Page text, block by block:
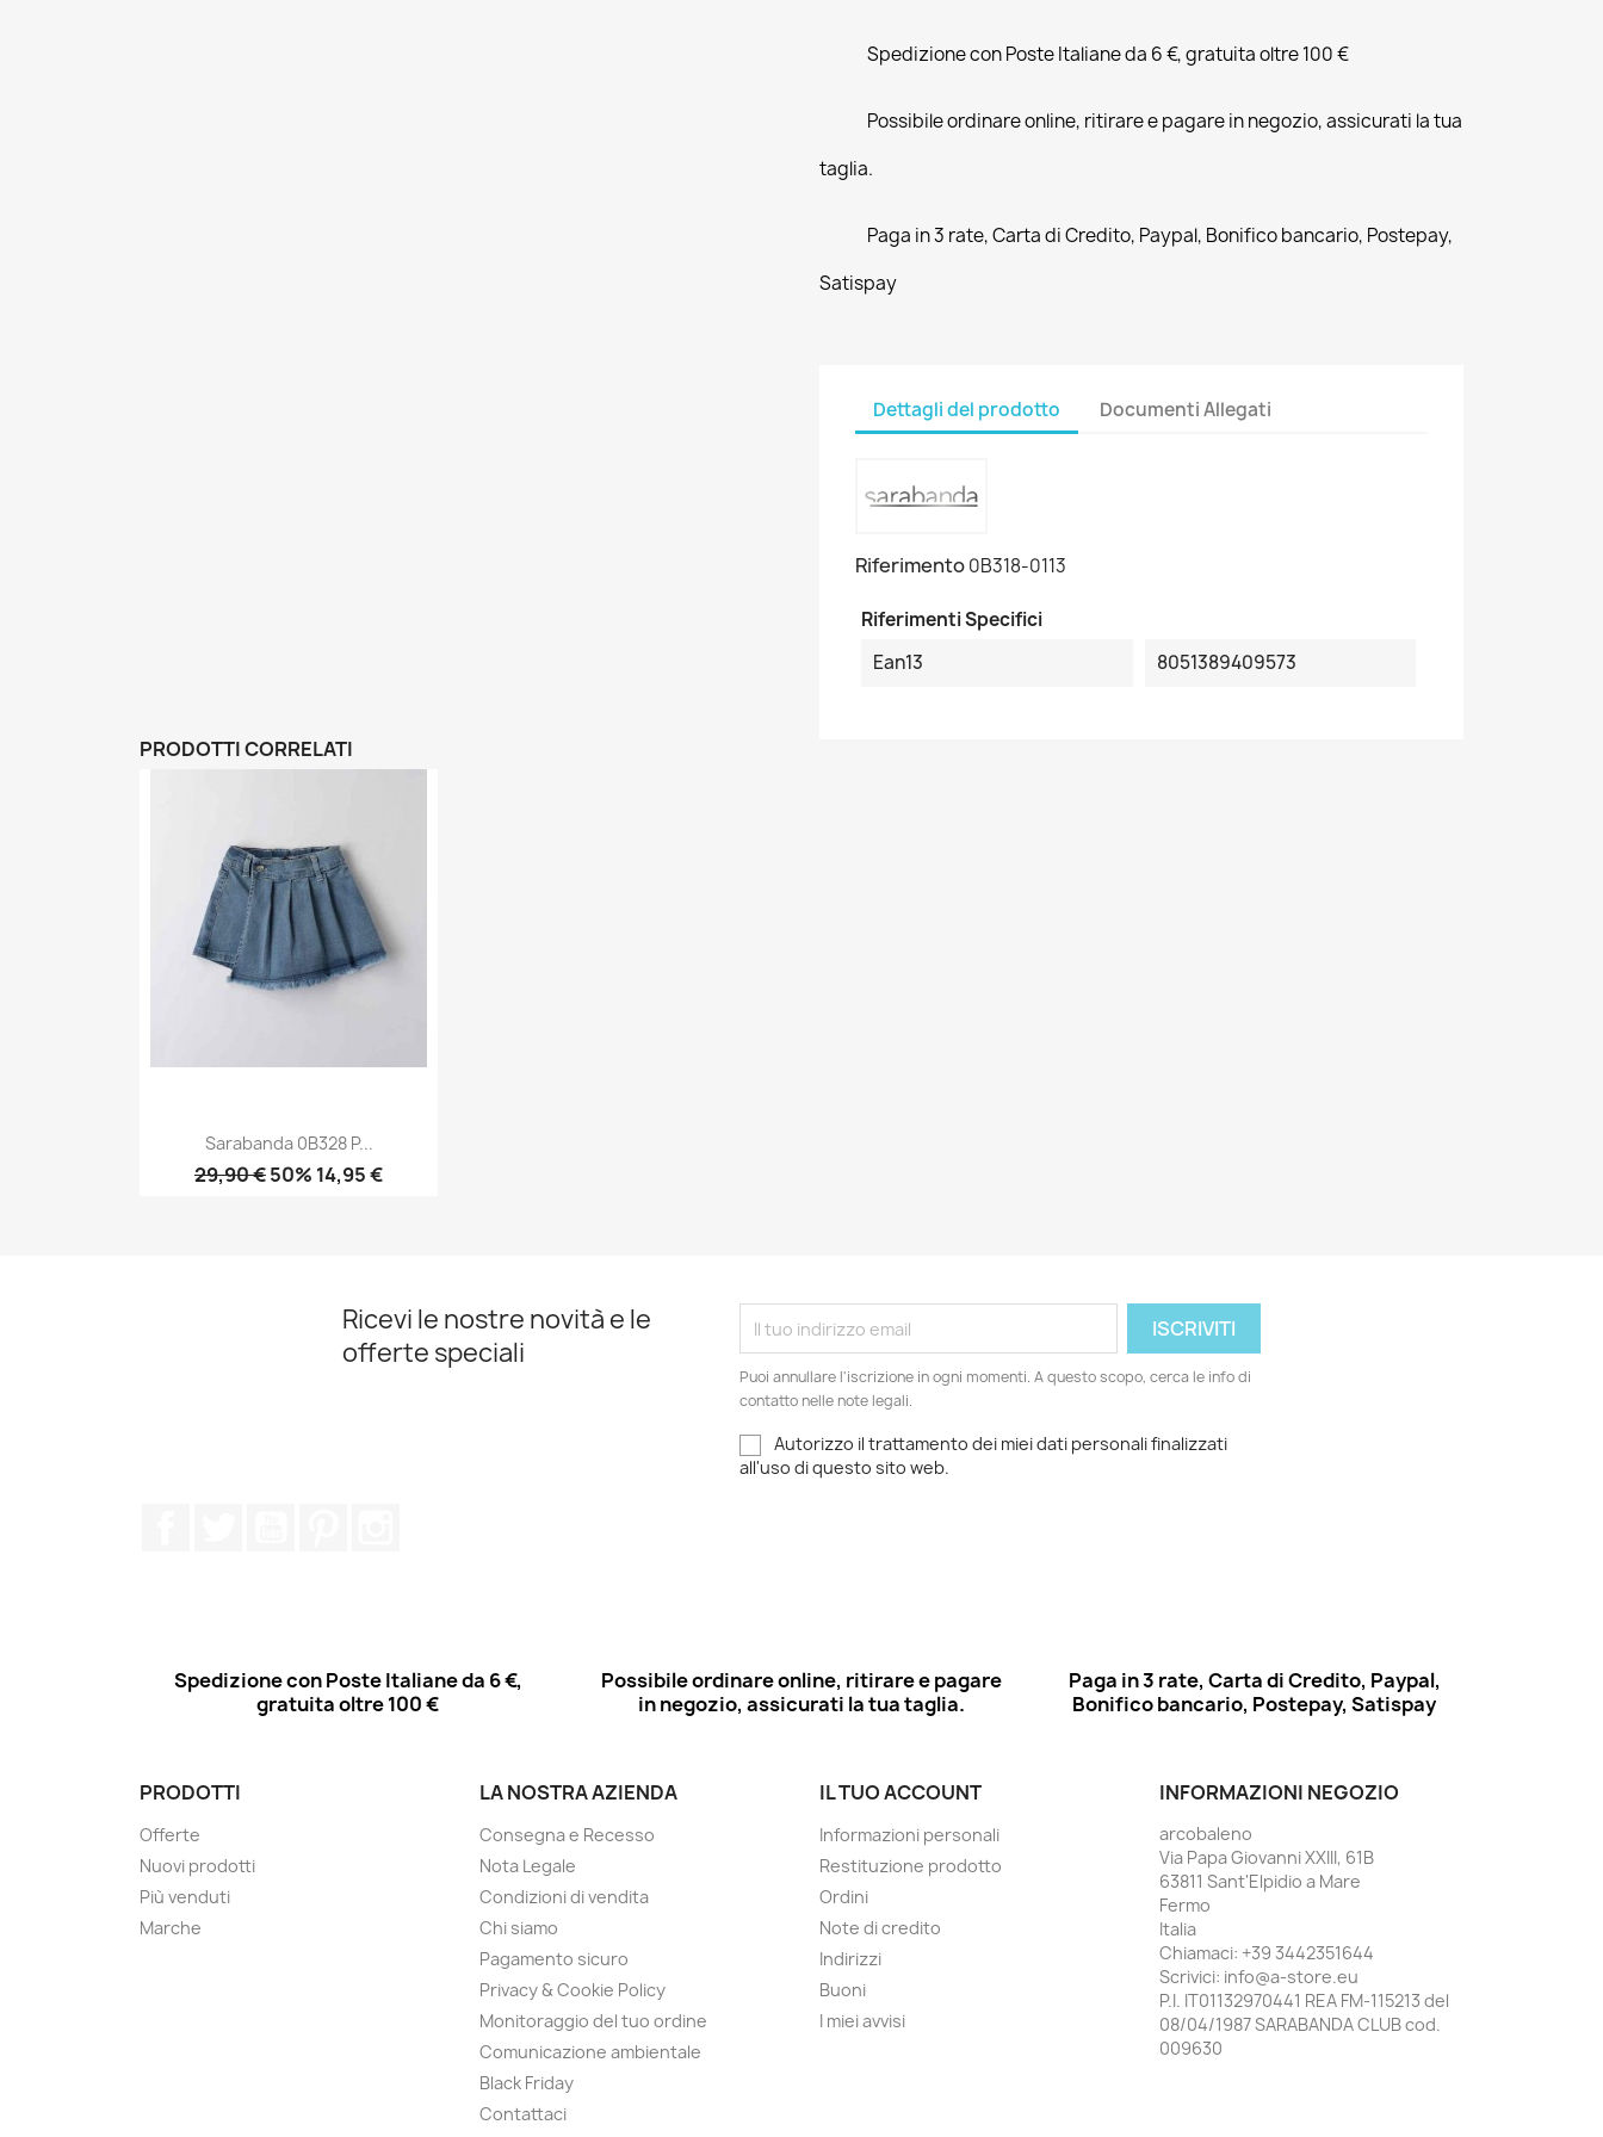
Spedizione con Poste Italiane da 6 €, gratuita oltre 100 €
Possibile ordinare online, ritirare e pagare in negozio, assicurati la tua
taglia.
Paga in 3 rate, Carta di Credito, Paypal, Bonifico bancario, Postepay,
Satispay
Dettagli del prodotto Documenti Allegati
Riferimento0B318-0113
Riferimenti Specifici
Ean13
8051389409573
PRODOTTI CORRELATI
Sarabanda 0B328 P...
29,90 €50% 14,95 €
Ricevi le nostre novità e le
offerte speciali
Puoi annullare l'iscrizione in ogni momenti. A questo scopo, cerca le info di
contatto nelle note legali.
Autorizzo il trattamento dei miei dati personali finalizzati
all'uso di questo sito web.
Spedizione con Poste Italiane da 6 €,
gratuita oltre 100 €
Possibile ordinare online, ritirare e pagare
in negozio, assicurati la tua taglia.
Paga in 3 rate, Carta di Credito, Paypal,
Bonifico bancario, Postepay, Satispay
PRODOTTI
Offerte
Nuovi prodotti
Più venduti
Marche
LA NOSTRA AZIENDA
Consegna e Recesso
Nota Legale
Condizioni di vendita
Chi siamo
Pagamento sicuro
Privacy & Cookie Policy
Monitoraggio del tuo ordine
Comunicazione ambientale
Black Friday
Contattaci
IL TUO ACCOUNT
Informazioni personali
Restituzione prodotto
Ordini
Note di credito
Indirizzi
Buoni
I miei avvisi
INFORMAZIONI NEGOZIO
arcobaleno
Via Papa Giovanni XXIII, 61B
63811 Sant'Elpidio a Mare
Fermo
Italia
Chiamaci: +39 3442351644
Scrivici: info@a-store.eu
P.I. IT01132970441 REA FM-115213 del
08/04/1987 SARABANDA CLUB cod.
009630